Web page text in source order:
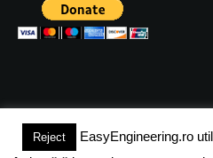
(c) 2024 -
Reject
EasyEngineering.ro